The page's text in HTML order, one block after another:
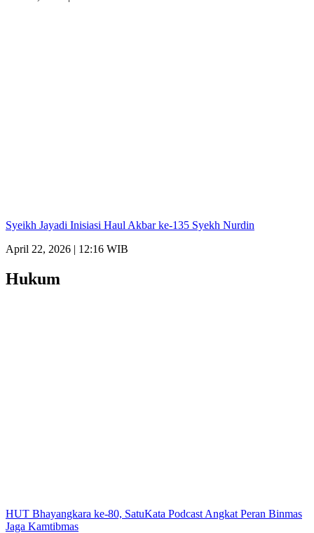
Syeikh Jayadi Inisiasi Haul Akbar ke-135 Syekh Nurdin
April 22, 2026 | 12:16 WIB
Hukum
HUT Bhayangkara ke-80, SatuKata Podcast Angkat Peran Binmas
Jaga Kamtibmas